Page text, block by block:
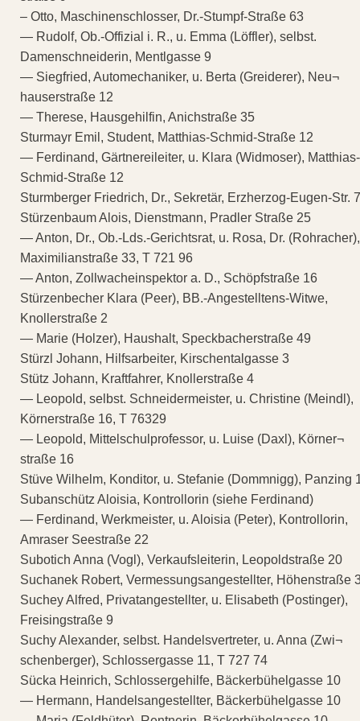
– Otto, Maschinenschlosser, Dr.-Stumpf-Straße 63
— Rudolf, Ob.-Offizial i. R., u. Emma (Löffler), selbst.
Damenschneiderin, Mentlgasse 9
— Siegfried, Automechaniker, u. Berta (Greiderer), Neu¬
hauserstraße 12
— Therese, Hausgehilfin, Anichstraße 35
Sturmayr Emil, Student, Matthias-Schmid-Straße 12
— Ferdinand, Gärtnereileiter, u. Klara (Widmoser), Matthias-
Schmid-Straße 12
Sturmberger Friedrich, Dr., Sekretär, Erzherzog-Eugen-Str. 7
Stürzenbaum Alois, Dienstmann, Pradler Straße 25
— Anton, Dr., Ob.-Lds.-Gerichtsrat, u. Rosa, Dr. (Rohracher),
Maximilianstraße 33, T 721 96
— Anton, Zollwacheinspektor a. D., Schöpfstraße 16
Stürzenbecher Klara (Peer), BB.-Angestelltens-Witwe,
Knollerstraße 2
— Marie (Holzer), Haushalt, Speckbacherstraße 49
Stürzl Johann, Hilfsarbeiter, Kirschentalgasse 3
Stütz Johann, Kraftfahrer, Knollerstraße 4
— Leopold, selbst. Schneidermeister, u. Christine (Meindl),
Körnerstraße 16, T 76329
— Leopold, Mittelschulprofessor, u. Luise (Daxl), Körner¬
straße 16
Stüve Wilhelm, Konditor, u. Stefanie (Dommnigg), Panzing
Subanschütz Aloisia, Kontrollorin (siehe Ferdinand)
— Ferdinand, Werkmeister, u. Aloisia (Peter), Kontrollorin,
Amraser Seestraße 22
Subotich Anna (Vogl), Verkaufsleiterin, Leopoldstraße 20
Suchanek Robert, Vermessungsangestellter, Höhenstraße
Suchey Alfred, Privatangestellter, u. Elisabeth (Postinger),
Freisingstraße 9
Suchy Alexander, selbst. Handelsvertreter, u. Anna (Zwi¬
schenberger), Schlossergasse 11, T 727 74
Sücka Heinrich, Schlossergehilfe, Bäckerbühelgasse 10
— Hermann, Handelsangestellter, Bäckerbühelgasse 10